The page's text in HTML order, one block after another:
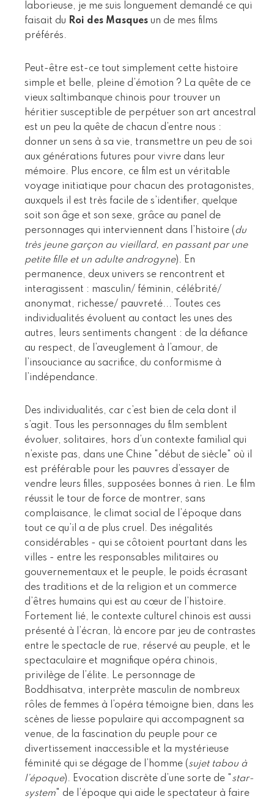
laborieuse, je me suis longuement demandé ce qui
faisait du Roi des Masques un de mes films
préférés.
Peut-être est-ce tout simplement cette histoire
simple et belle, pleine d’émotion ? La quête de ce
vieux saltimbanque chinois pour trouver un
héritier susceptible de perpétuer son art ancestral
est un peu la quête de chacun d’entre nous :
donner un sens à sa vie, transmettre un peu de soi
aux générations futures pour vivre dans leur
mémoire. Plus encore, ce film est un véritable
voyage initiatique pour chacun des protagonistes,
auxquels il est très facile de s’identifier, quelque
soit son âge et son sexe, grâce au panel de
personnages qui interviennent dans l’histoire (du
très jeune garçon au vieillard, en passant par une
petite fille et un adulte androgyne). En
permanence, deux univers se rencontrent et
interagissent : masculin/ féminin, célébrité/
anonymat, richesse/ pauvreté... Toutes ces
individualités évoluent au contact les unes des
autres, leurs sentiments changent : de la défiance
au respect, de l’aveuglement à l’amour, de
l’insouciance au sacrifice, du conformisme à
l’indépendance.
Des individualités, car c’est bien de cela dont il
s’agit. Tous les personnages du film semblent
évoluer, solitaires, hors d’un contexte familial qui
n’existe pas, dans une Chine "début de siècle" où il
est préférable pour les pauvres d’essayer de
vendre leurs filles, supposées bonnes à rien. Le film
réussit le tour de force de montrer, sans
complaisance, le climat social de l’époque dans
tout ce qu’il a de plus cruel. Des inégalités
considérables - qui se côtoient pourtant dans les
villes - entre les responsables militaires ou
gouvernementaux et le peuple, le poids écrasant
des traditions et de la religion et un commerce
d’êtres humains qui est au cœur de l’histoire.
Fortement lié, le contexte culturel chinois est aussi
présenté à l’écran, là encore par jeu de contrastes
entre le spectacle de rue, réservé au peuple, et le
spectaculaire et magnifique opéra chinois,
privilège de l’élite. Le personnage de
Boddhisatva, interprète masculin de nombreux
rôles de femmes à l’opéra témoigne bien, dans les
scènes de liesse populaire qui accompagnent sa
venue, de la fascination du peuple pour ce
divertissement inaccessible et la mystérieuse
féminité qui se dégage de l’homme (sujet tabou à
l’époque). Evocation discrète d’une sorte de " star-
system " de l’époque qui aide le spectateur à faire